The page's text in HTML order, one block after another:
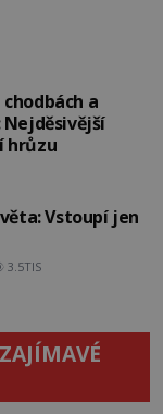
a
hrůzu
jen
3.5TIS